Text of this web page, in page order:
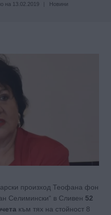
на 13.02.2019 Новини
произход Теофана фон
Селимински“ в Сливен 52
към тях на стойност 8